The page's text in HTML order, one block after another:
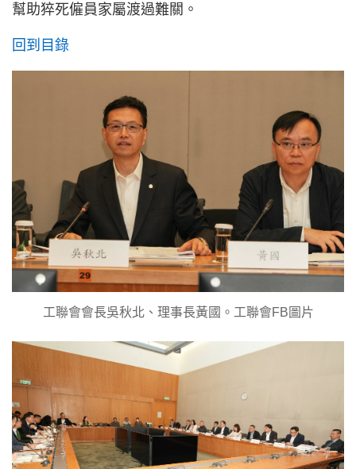
幫助猝死僱員家屬渡過難關。
回到目錄
工聯會會長吳秋北、理事長黃國。工聯會FB圖片